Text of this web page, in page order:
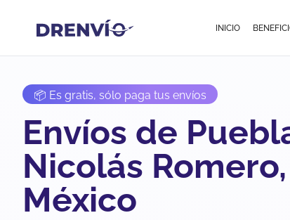
INICIO
📦 Es gratis, sólo paga tus envíos
Envíos de
Nicolás
México